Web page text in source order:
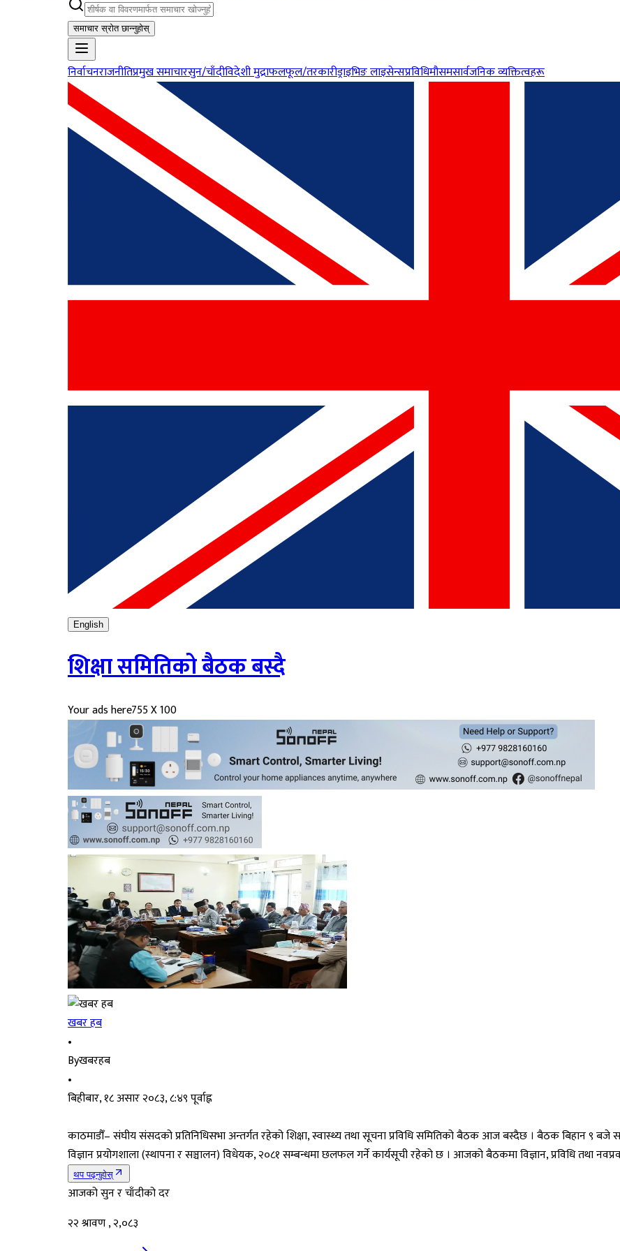
समाचार स्रोत छान्नुहोस्
निर्वाचनराजनीतिप्रमुख समाचारसुन/चाँदीविदेशी मुद्राफलफूल/तरकारीड्राइभिङ लाइसेन्सप्रविधिमौसमसार्वजनिक व्यक्तित्वहरू
English
शिक्षा समितिको बैठक बस्दै
Your ads here755 X 100
खबर हब
•
Byखबरहब
•
बिहीबार, १८ असार २०८३, ८:४९ पूर्वाह्न
काठमाडौँ– संघीय संसदको प्रतिनिधिसभा अन्तर्गत रहेको शिक्षा, स्वास्थ्य तथा सूचना प्रविधि समितिको बैठक आज बस्दैछ । बैठक बिहान ९ बजे
विज्ञान प्रयोगशाला (स्थापना र सञ्चालन) विधेयक, २०८१ सम्बन्धमा छलफल गर्ने कार्यसूची रहेको छ । आजको बैठकमा विज्ञान, प्रविधि तथा
थप पढ्नुहोस्
आजको सुन र चाँदीको दर
२२ श्रावण , २,०८३